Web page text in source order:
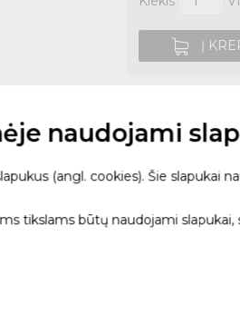
Į
naudojami
(angl. cookies). Šie slapukai
tikslams būtų naudojami